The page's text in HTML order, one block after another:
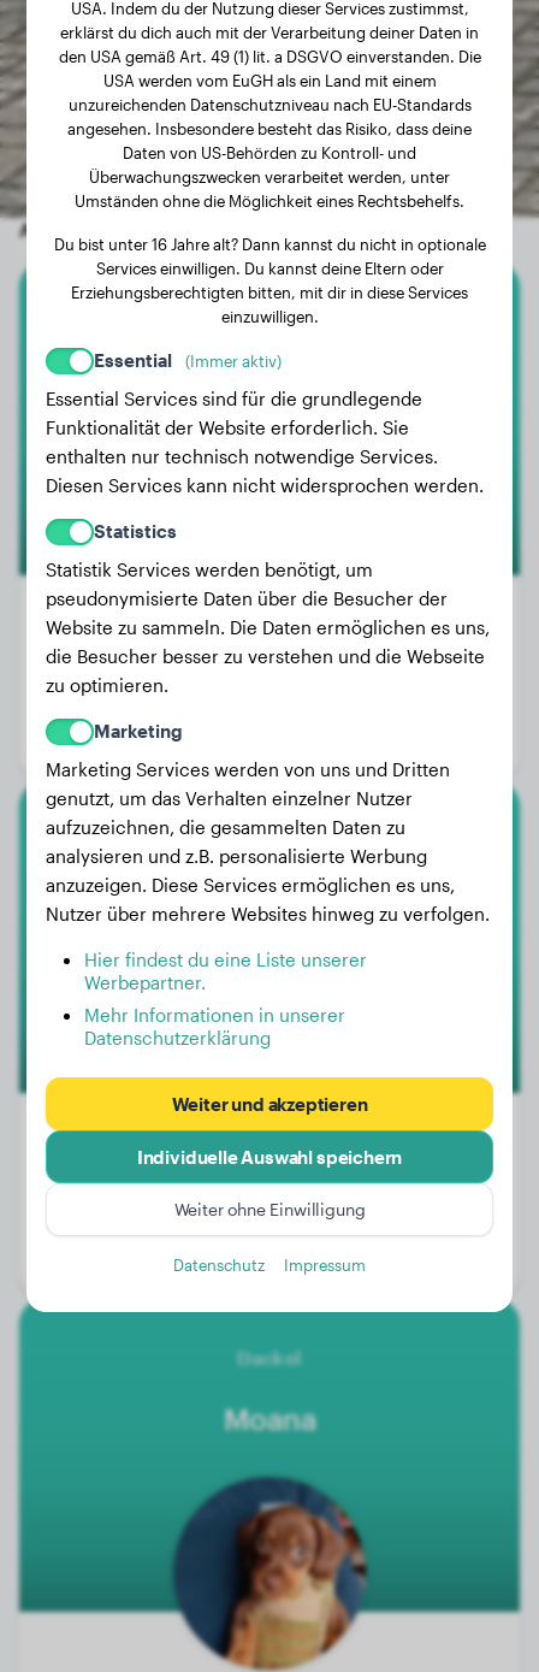
Andere zufällige Hunde
Englische Bulldogge
Gewicht:
26 kg
Geschlecht:
Cavalier King Charles Spaniel
Jimmy
Gewicht:
5 kg
Alter:
3 Jahre, 1 Monat
Dackel
Moana
USA. Indem du der Nutzung dieser Services zustimmst,
erklärst du dich auch mit der Verarbeitung deiner Daten in
den USA gemäß Art. 49 (1) lit. a DSGVO einverstanden. Die
USA werden vom EuGH als ein Land mit einem
unzureichenden Datenschutzniveau nach EU-Standards
angesehen. Insbesondere besteht das Risiko, dass deine
Daten von US-Behörden zu Kontroll- und
Überwachungszwecken verarbeitet werden, unter
Umständen ohne die Möglichkeit eines Rechtsbehelfs.
Du bist unter 16 Jahre alt? Dann kannst du nicht in optionale
Services einwilligen. Du kannst deine Eltern oder
Erziehungsberechtigten bitten, mit dir in diese Services
einzuwilligen.
Essential (Immer aktiv)
Essential Services sind für die grundlegende
Funktionalität der Website erforderlich. Sie
enthalten nur technisch notwendige Services.
Diesen Services kann nicht widersprochen werden.
Statistics
Statistik Services werden benötigt, um
pseudonymisierte Daten über die Besucher der
Website zu sammeln. Die Daten ermöglichen es uns,
die Besucher besser zu verstehen und die Webseite
zu optimieren.
Marketing
Marketing Services werden von uns und Dritten
genutzt, um das Verhalten einzelner Nutzer
aufzuzeichnen, die gesammelten Daten zu
analysieren und z.B. personalisierte Werbung
anzuzeigen. Diese Services ermöglichen es uns,
Nutzer über mehrere Websites hinweg zu verfolgen.
Hier findest du eine Liste unserer
Werbepartner.
Mehr Informationen in unserer
Datenschutzerklärung
Weiter und akzeptieren
Individuelle Auswahl speichern
Weiter ohne Einwilligung
Datenschutz Impressum